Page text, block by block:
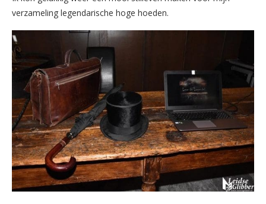
verzameling legendarische hoge hoeden.